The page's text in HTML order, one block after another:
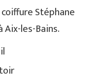
Stéphane
Aix-les-Bains.